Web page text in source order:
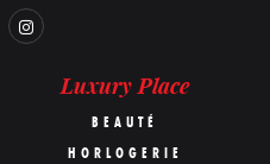
Luxury Place
BEAUTÉ
HORLOGERIE